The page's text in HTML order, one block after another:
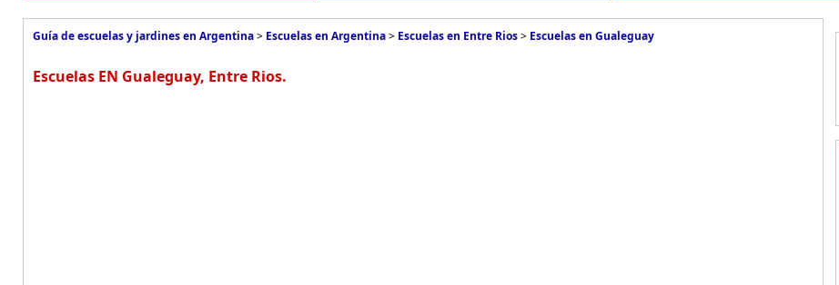
Guía de escuelas y jardines en Argentina> Escuelas en Argentina> Escuelas en Entre Rios> Escuelas en Gualeguay
Escuelas EN Gualeguay, Entre Rios.